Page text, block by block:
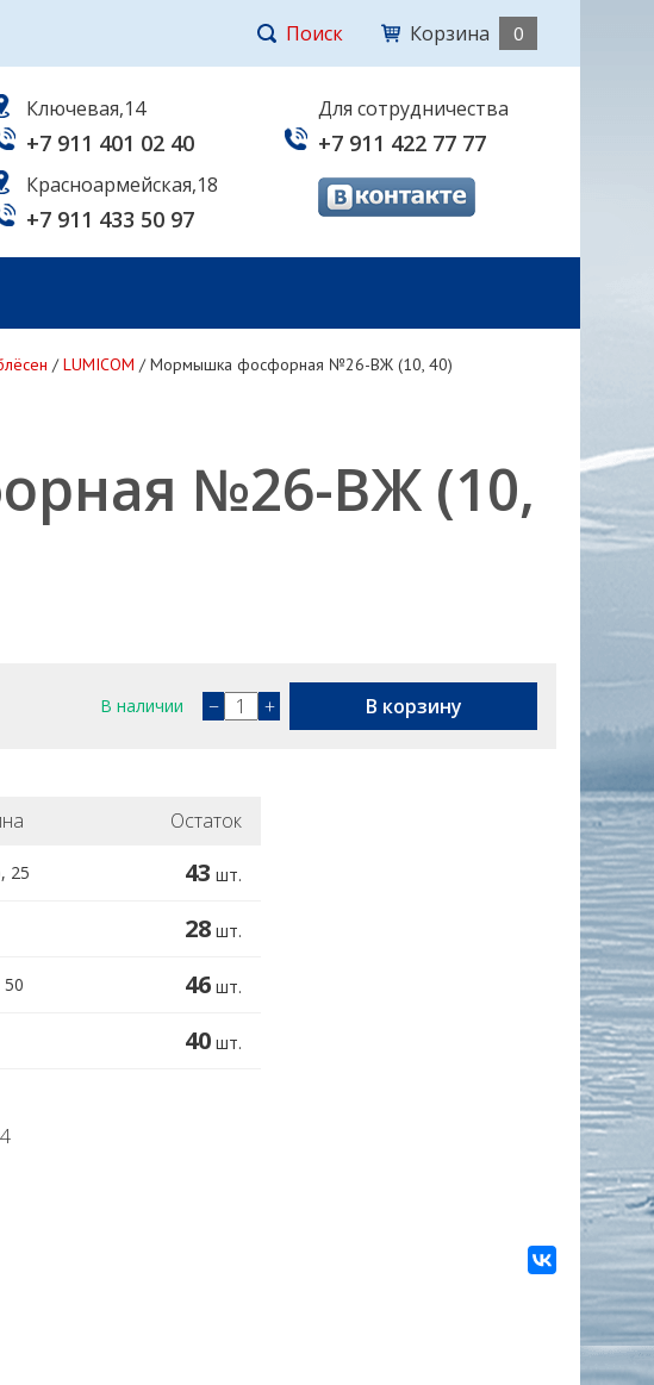
Поиск Корзина 0
Ключевая,14
+7 911 401 02 40
Красноармейская,18
+7 911 433 50 97
Для сотрудничества
+7 911 422 77 77
/LUMICOM /Мормышка фосфорная №26-ВЖ (10, 40)
№26-ВЖ (10,
В наличии − + В корзину
Остаток
25 43 шт.
28 шт.
46 шт.
40 шт.